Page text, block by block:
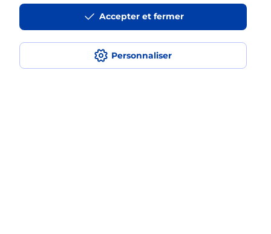
Personnaliser
Accepter et fermer
médaillon d’alarme qu’est ce que
Comment fonctionne la
téléassistance classique ?